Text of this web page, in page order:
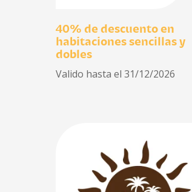
40% de descuento en
habitaciones sencillas y
dobles
Valido hasta el 31/12/2026